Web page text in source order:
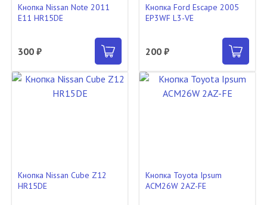
Кнопка Nissan Note 2011
E11 HR15DE
300 ₽
Кнопка Ford Escape 2005
EP3WF L3-VE
200 ₽
Кнопка Nissan Cube Z12
HR15DE
Кнопка Toyota Ipsum
ACM26W 2AZ-FE